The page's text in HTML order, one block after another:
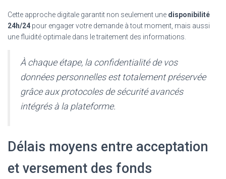
Cette approche digitale garantit non seulement une disponibilité
24h/24 pour engager votre demande à tout moment, mais aussi
une fluidité optimale dans le traitement des informations.
À chaque étape, la confidentialité de vos
données personnelles est totalement préservée
grâce aux protocoles de sécurité avancés
intégrés à la plateforme.
Délais moyens entre acceptation
et versement des fonds